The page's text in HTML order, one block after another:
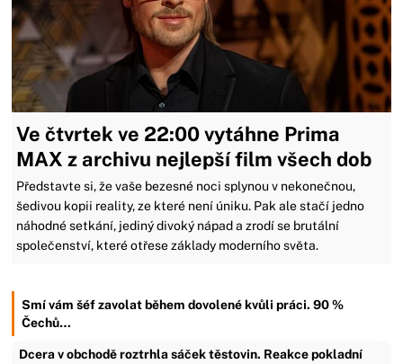
Ve čtvrtek ve 22:00 vytáhne Prima
MAX z archivu nejlepší film všech dob
Představte si, že vaše bezesné noci splynou v nekonečnou,
šedivou kopii reality, ze které není úniku. Pak ale stačí jedno
náhodné setkání, jediný divoký nápad a zrodí se brutální
společenství, které otřese základy moderního světa.
Smí vám šéf zavolat během dovolené kvůli práci. 90 %
Čechů…
Dcera v obchodě roztrhla sáček těstovin. Reakce pokladní